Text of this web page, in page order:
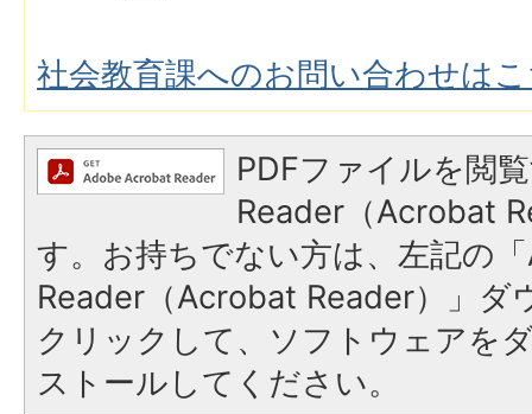
社会教育課へのお問い合わせは
PDFファイルを閲
Reader（Acrobat
す。お持ちでない方は、左記の
Reader（Acrobat Reader）」ダ
クリックして、ソフトウェアを
ストールしてください。